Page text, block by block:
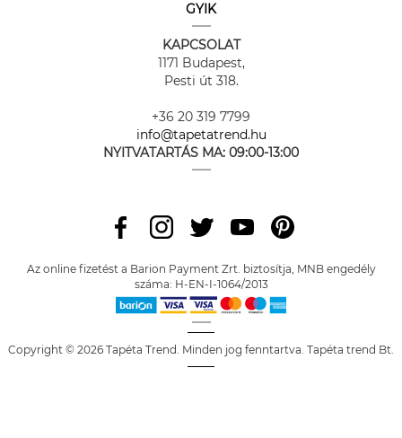
GYIK
KAPCSOLAT
1171 Budapest,
Pesti út 318.
+36 20 319 7799
info@tapetatrend.hu
NYITVATARTÁS MA: 09:00-13:00
Az online fizetést a Barion Payment Zrt. biztosítja, MNB engedély
száma: H-EN-I-1064/2013
Copyright © 2026 Tapéta Trend. Minden jog fenntartva. Tapéta trend Bt.